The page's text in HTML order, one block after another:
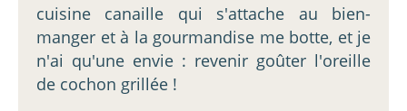
cuisine canaille qui s'attache au bien-
manger et à la gourmandise me botte, et je
n'ai qu'une envie : revenir goûter l'oreille
de cochon grillée !